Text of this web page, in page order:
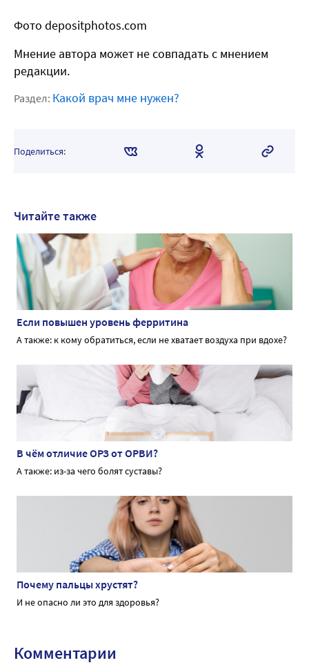
Фото depositphotos.com
Мнение автора может не совпадать с мнением
редакции.
Раздел: Какой врач мне нужен?
Поделиться:
Читайте также
Если повышен уровень ферритина
А также: к кому обратиться, если не хватает воздуха при вдохе?
В чём отличие ОРЗ от ОРВИ?
А также: из-за чего болят суставы?
Почему пальцы хрустят?
И не опасно ли это для здоровья?
Комментарии